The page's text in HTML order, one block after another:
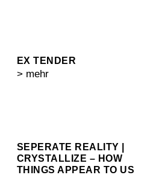
EX TENDER
> mehr
SEPERATE REALITY |
CRYSTALLIZE – HOW
THINGS APPEAR TO US